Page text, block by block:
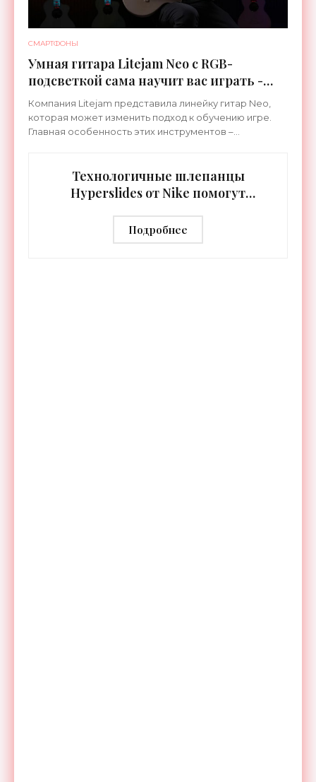
СМАРТФОНЫ
Умная гитара Litejam Neo с RGB-
подсветкой сама научит вас играть -
«Гаджеты»
Компания Litejam представила линейку гитар Neo,
которая может изменить подход к обучению игре.
Главная особенность этих инструментов –
Технологичные шлепанцы
Hyperslides от Nike помогут
тренировки - «Гаджеты»
Подробнее